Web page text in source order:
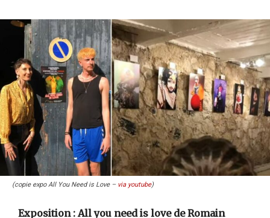
(copie expo All You Need is Love – via youtube)
Exposition : All you need is love de Romain